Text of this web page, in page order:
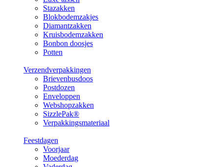
Stazakken
Blokbodemzakjes
Diamantzakken
Kruisbodemzakken
Bonbon doosjes
Potten
Verzendverpakkingen
Brievenbusdoos
Postdozen
Enveloppen
Webshopzakken
SizzlePak®
Verpakkingsmateriaal
Feestdagen
Voorjaar
Moederdag